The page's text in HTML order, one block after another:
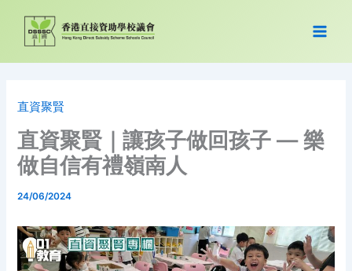
要
直資聚賢
直資聚賢｜讓孩子做回孩子 — 樂
做自信有禮嶺南人
24/06/2024